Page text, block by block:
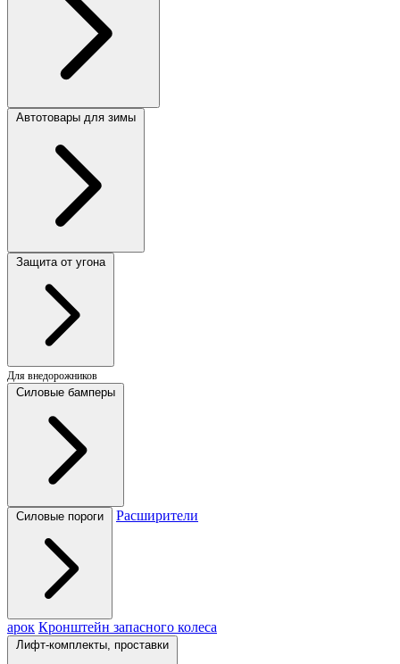
Автотовары для зимы
Защита от угона
Для внедорожников
Силовые бамперы
Силовые пороги Расширители
арок Кронштейн запасного колеса
Лифт-комплекты, проставки